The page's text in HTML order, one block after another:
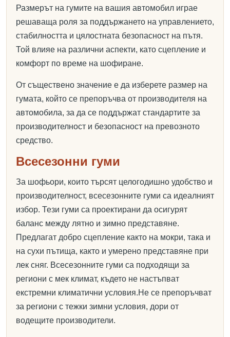
Размерът на гумите на вашия автомобил играе
решаваща роля за поддържането на управлението,
стабилността и цялостната безопасност на пътя.
Той влияе на различни аспекти, като сцепление и
комфорт по време на шофиране.
От съществено значение е да изберете размер на
гумата, който се препоръчва от производителя на
автомобила, за да се поддържат стандартите за
производителност и безопасност на превозното
средство.
Всесезонни гуми
За шофьори, които търсят целогодишно удобство и
производителност, всесезонните гуми са идеалният
избор. Тези гуми са проектирани да осигурят
баланс между лятно и зимно представяне.
Предлагат добро сцепление както на мокри, така и
на сухи пътища, както и умерено представяне при
лек сняг. Всесезонните гуми са подходящи за
региони с мек климат, където не настъпват
екстремни климатични условия.Не се препоръчват
за региони с тежки зимни условия, дори от
водещите производители.